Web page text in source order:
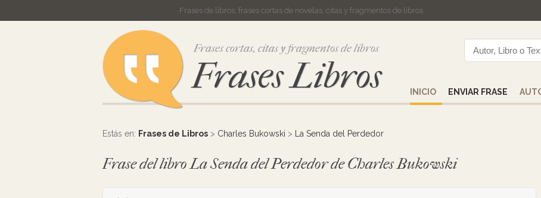
Frases de libros, frases cortas de novelas, citas y fragmentos de libros
Frases cortas, citas y fragmentos de libros
Frases Libros INICIO ENVIAR FRASE
Estás en: Frases de Libros > Charles Bukowski > La Senda del Perdedor
Frase del libro La Senda del Perdedor de Charles Bukowski